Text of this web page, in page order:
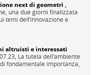
next di geometri ,
una due giorni finalizzata
temi dell’innovazione e
altruisti e interessati
La tutela dell’ambiente
fondamentale importanza,